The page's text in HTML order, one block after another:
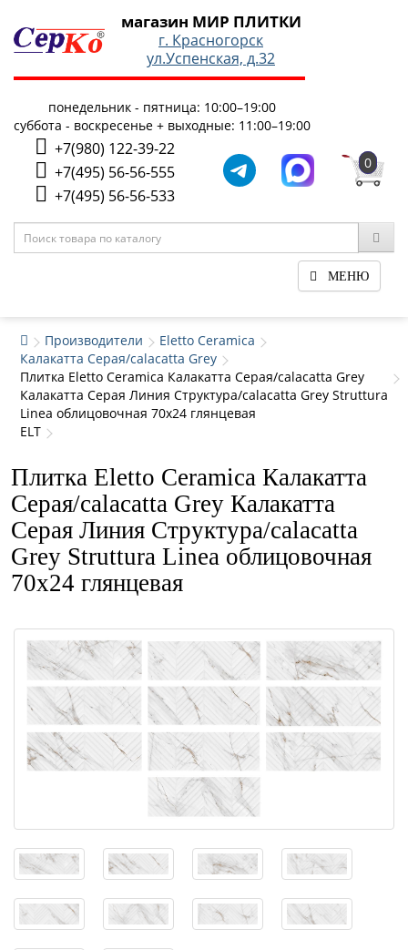
магазин МИР ПЛИТКИ
г. Красногорск
ул.Успенская, д.32
понедельник - пятница: 10:00–19:00
суббота - воскресенье + выходные: 11:00–19:00
+7(980) 122-39-22
+7(495) 56-56-555
+7(495) 56-56-533
0
МЕНЮ
Производители
Eletto Ceramica
Калакатта Серая/calacatta Grey
Плитка Eletto Ceramica Калакатта Серая/calacatta Grey
Калакатта Серая Линия Структура/calacatta Grey Struttura
Linea облицовочная 70x24 глянцевая
ELT
Плитка Eletto Ceramica Калакатта
Серая/calacatta Grey Калакатта
Серая Линия Структура/calacatta
Grey Struttura Linea облицовочная
70x24 глянцевая